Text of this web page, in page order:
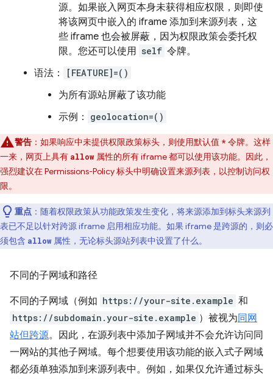
源。如果嵌入网页本身未获得相应权限，则即使
将该网页中嵌入的 iframe 添加到来源列表，这
些 iframe 也会被屏蔽，因为权限政策会委托权
限。您还可以使用 self 令牌。
语法：
[FEATURE]=()
为所有源站屏蔽了该功能
示例：
geolocation=()
警告 ：如果响应中未提供权限政策标头，则使用默认值 * 令牌。这样
一来，网页上具有 allow 属性的所有 iframe 都可以使用该功能。因此，
强烈建议在 Permissions-Policy 标头中明确设置来源列表，以控制访问权
限。
重点 ：随着权限政策从功能政策发生变化，将来源添加到标头来源列
表已不足以针对跨源 iframe 启用相应功能。如果 iframe 是跨源的，则必
须包含 allow 属性，无论标头源站列表中设置了什么。
不同的子网域和路径
不同的子网域（例如 https://your-site.example 和
https://subdomain.your-site.example ）被视为同网
站但跨源。因此，在源列表中添加子网域并不会允许访问同
一网站的其他子网域。每个想要使用该功能的嵌入式子网域
都必须单独添加到来源列表中。例如，如果仅允许通过标头